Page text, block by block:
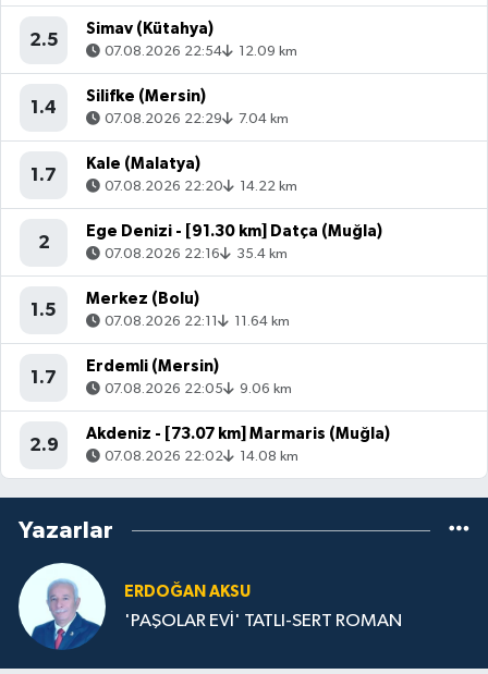
2.5
Simav (Kütahya)
07.08.2026 22:54 12.09 km
1.4
Silifke (Mersin)
07.08.2026 22:29 7.04 km
1.7
Kale (Malatya)
07.08.2026 22:20 14.22 km
2
Ege Denizi - [91.30 km] Datça (Muğla)
07.08.2026 22:16 35.4 km
1.5
Merkez (Bolu)
07.08.2026 22:11 11.64 km
1.7
Erdemli (Mersin)
07.08.2026 22:05 9.06 km
2.9
Akdeniz - [73.07 km] Marmaris (Muğla)
07.08.2026 22:02 14.08 km
Yazarlar
ERDOĞAN AKSU
'PAŞOLAR EVİ' TATLI-SERT ROMAN